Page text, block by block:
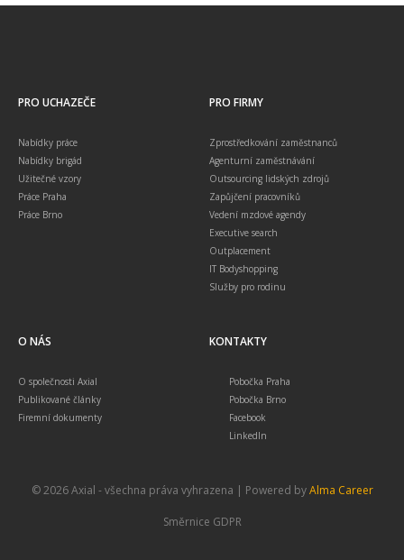
PRO UCHAZEČE
Nabídky práce
Nabídky brigád
Užitečné vzory
Práce Praha
Práce Brno
PRO FIRMY
Zprostředkování zaměstnanců
Agenturní zaměstnávání
Outsourcing lidských zdrojů
Zapůjčení pracovníků
Vedení mzdové agendy
Executive search
Outplacement
IT Bodyshopping
Služby pro rodinu
O NÁS
O společnosti Axial
Publikované články
Firemní dokumenty
KONTAKTY
Pobočka Praha
Pobočka Brno
Facebook
LinkedIn
© 2026 Axial - všechna práva vyhrazena | Powered byAlma Career
Směrnice GDPR